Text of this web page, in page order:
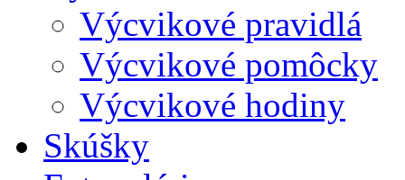
Výcvikové pravidlá
Výcvikové pomôcky
Výcvikové hodiny
Skúšky